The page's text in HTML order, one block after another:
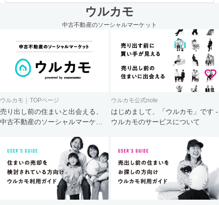
ウルカモ
中古不動産のソーシャルマーケット
ウルカモ｜TOPページ
売り出し前の住まいと出会える、
中古不動産のソーシャルマーケッ
ウルカモ公式note
はじめまして、「ウルカモ」です -
ウルカモのサービスについて